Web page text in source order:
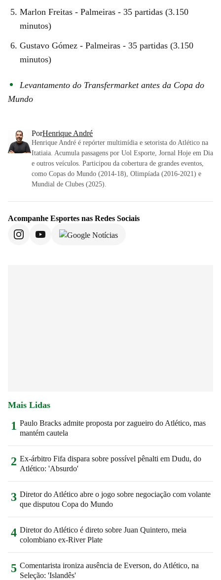
Marlon Freitas - Palmeiras - 35 partidas (3.150
minutos)
Gustavo Gómez - Palmeiras - 35 partidas (3.150
minutos)
Levantamento do Transfermarket antes da Copa do
Mundo
PorHenrique André
Henrique André é repórter multimídia e setorista do Atlético na
Itatiaia. Acumula passagens por Uol Esporte, Jornal Hoje em Dia
e outros veículos. Participou da cobertura de grandes eventos,
como Copas do Mundo (2014-18), Olimpíada (2016-2021) e
Mundial de Clubes (2025).
Acompanhe Esportes nas Redes Sociais
Mais Lidas
1 Paulo Bracks admite proposta por zagueiro do Atlético, mas
mantém cautela
2 Ex-árbitro Fifa dispara sobre possível pênalti em Dudu, do
Atlético: 'Absurdo'
3 Diretor do Atlético abre o jogo sobre negociação com volante
que disputou Copa do Mundo
4 Diretor do Atlético é direto sobre Juan Quintero, meia
colombiano ex-River Plate
5 Comentarista ironiza ausência de Everson, do Atlético, na
Seleção: 'Islandês'